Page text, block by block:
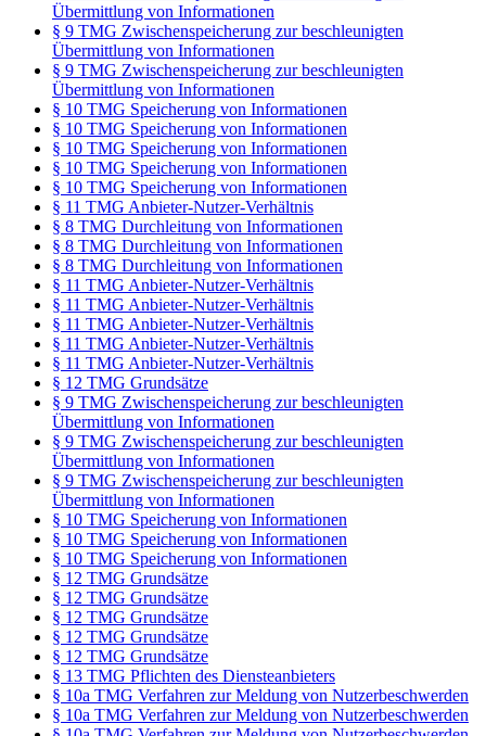
Übermittlung von Informationen
§ 9 TMG Zwischenspeicherung zur beschleunigten
Übermittlung von Informationen
§ 9 TMG Zwischenspeicherung zur beschleunigten
Übermittlung von Informationen
§ 10 TMG Speicherung von Informationen
§ 10 TMG Speicherung von Informationen
§ 10 TMG Speicherung von Informationen
§ 10 TMG Speicherung von Informationen
§ 10 TMG Speicherung von Informationen
§ 11 TMG Anbieter-Nutzer-Verhältnis
§ 8 TMG Durchleitung von Informationen
§ 8 TMG Durchleitung von Informationen
§ 8 TMG Durchleitung von Informationen
§ 11 TMG Anbieter-Nutzer-Verhältnis
§ 11 TMG Anbieter-Nutzer-Verhältnis
§ 11 TMG Anbieter-Nutzer-Verhältnis
§ 11 TMG Anbieter-Nutzer-Verhältnis
§ 11 TMG Anbieter-Nutzer-Verhältnis
§ 12 TMG Grundsätze
§ 9 TMG Zwischenspeicherung zur beschleunigten
Übermittlung von Informationen
§ 9 TMG Zwischenspeicherung zur beschleunigten
Übermittlung von Informationen
§ 9 TMG Zwischenspeicherung zur beschleunigten
Übermittlung von Informationen
§ 10 TMG Speicherung von Informationen
§ 10 TMG Speicherung von Informationen
§ 10 TMG Speicherung von Informationen
§ 12 TMG Grundsätze
§ 12 TMG Grundsätze
§ 12 TMG Grundsätze
§ 12 TMG Grundsätze
§ 12 TMG Grundsätze
§ 13 TMG Pflichten des Diensteanbieters
§ 10a TMG Verfahren zur Meldung von Nutzerbeschwerden
§ 10a TMG Verfahren zur Meldung von Nutzerbeschwerden